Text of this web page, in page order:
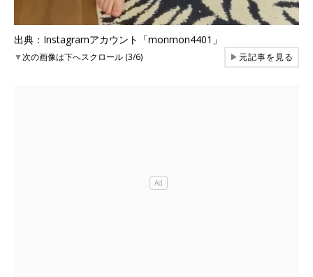
出典：Instagramアカウント「monmon4401」
▼次の画像は下へスクロール (3/6) ▶元記事を見る